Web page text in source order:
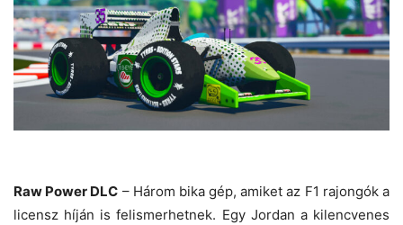
Raw Power DLC – Három bika gép, amiket az F1 rajongók a
licensz híján is felismerhetnek. Egy Jordan a kilencvenes